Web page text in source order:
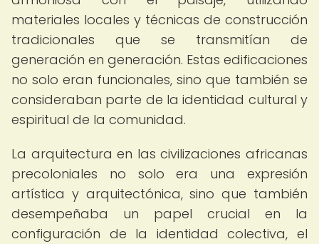
materiales locales y técnicas de construcción
tradicionales que se transmitían de
generación en generación. Estas edificaciones
no solo eran funcionales, sino que también se
consideraban parte de la identidad cultural y
espiritual de la comunidad.
La arquitectura en las civilizaciones africanas
precoloniales no solo era una expresión
artística y arquitectónica, sino que también
desempeñaba un papel crucial en la
configuración de la identidad colectiva, el